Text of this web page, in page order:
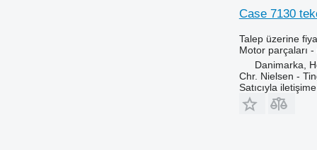
Case 7130
Talep üzerine
Motor parçaları
Danimarka,
Chr. Nielsen -
Satıcıyla